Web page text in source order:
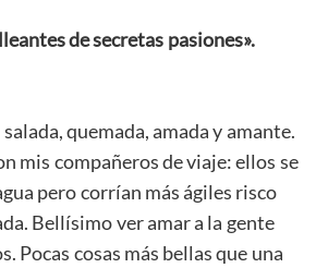
de secretas pasiones».
quemada, amada y amante.
mis compañeros de viaje: ellos se
pero corrían más ágiles risco
Bellísimo ver amar a la gente
Pocas cosas más bellas que una